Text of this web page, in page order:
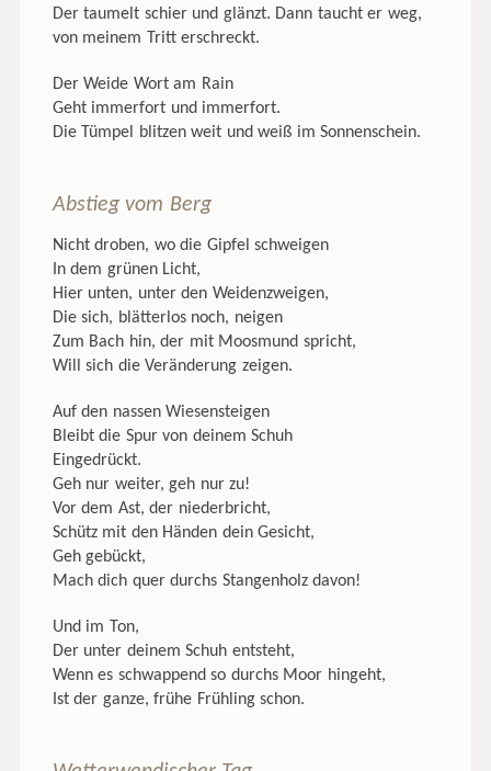
Der taumelt schier und glänzt. Dann taucht er weg,
von meinem Tritt erschreckt.
Der Weide Wort am Rain
Geht immerfort und immerfort.
Die Tümpel blitzen weit und weiß im Sonnenschein.
Abstieg vom Berg
Nicht droben, wo die Gipfel schweigen
In dem grünen Licht,
Hier unten, unter den Weidenzweigen,
Die sich, blätterlos noch, neigen
Zum Bach hin, der mit Moosmund spricht,
Will sich die Veränderung zeigen.
Auf den nassen Wiesensteigen
Bleibt die Spur von deinem Schuh
Eingedrückt.
Geh nur weiter, geh nur zu!
Vor dem Ast, der niederbricht,
Schütz mit den Händen dein Gesicht,
Geh gebückt,
Mach dich quer durchs Stangenholz davon!
Und im Ton,
Der unter deinem Schuh entsteht,
Wenn es schwappend so durchs Moor hingeht,
Ist der ganze, frühe Frühling schon.